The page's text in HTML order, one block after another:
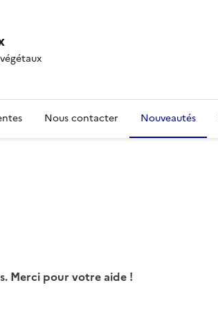
Nous contacter Nouveautés
Merci pour votre aide !